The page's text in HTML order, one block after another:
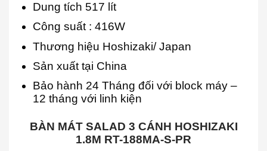
Dung tích 517 lít
Công suất : 416W
Thương hiệu Hoshizaki/ Japan
Sản xuất tại China
Bảo hành 24 Tháng đối với block máy –
12 tháng với linh kiện
BÀN MÁT SALAD 3 CÁNH HOSHIZAKI
1.8M RT-188MA-S-PR